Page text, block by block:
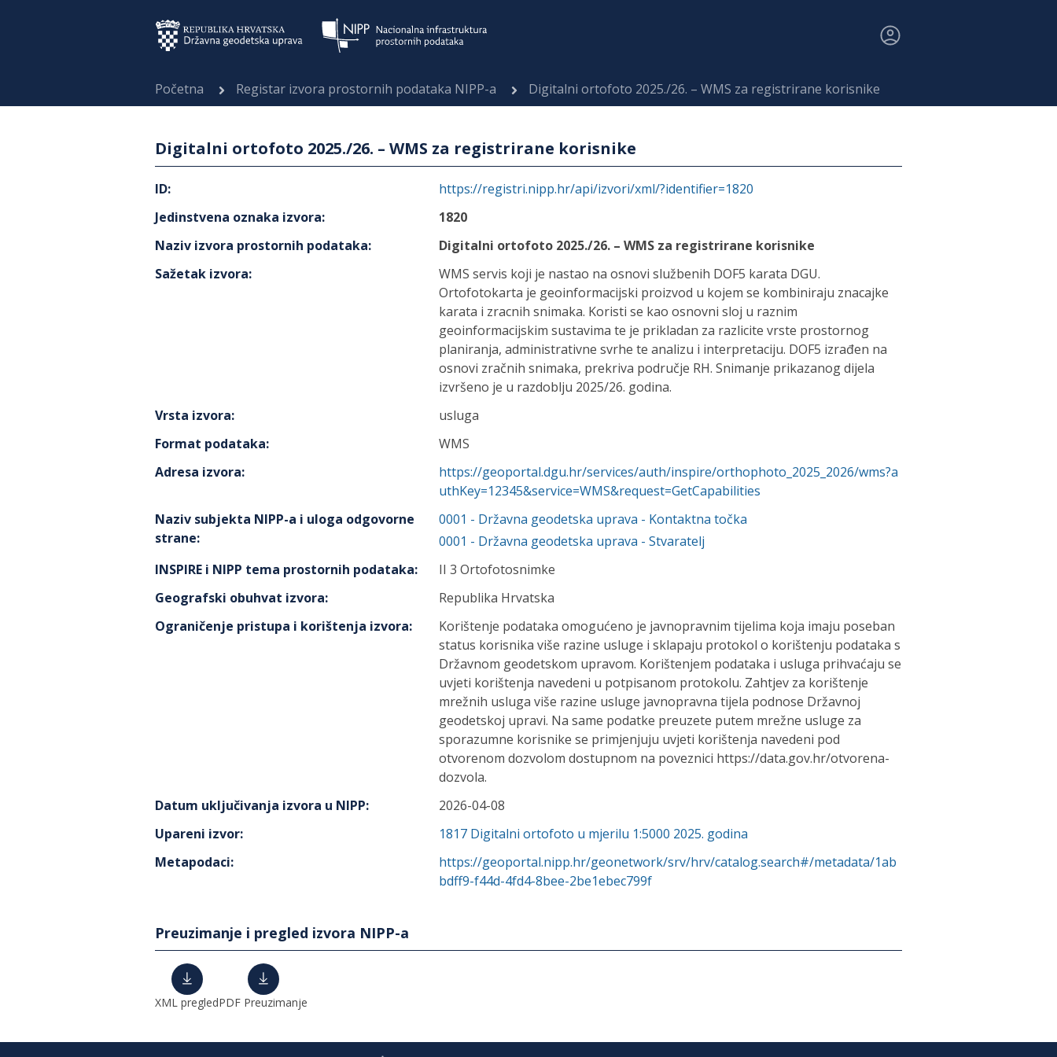
Početna Registar izvora prostornih podataka NIPP-a Digitalni ortofoto 2025./26. – WMS za registrirane korisnike
Digitalni ortofoto 2025./26. – WMS za registrirane korisnike
ID:
https://registri.nipp.hr/api/izvori/xml/?identifier=1820
Jedinstvena oznaka izvora:
1820
Naziv izvora prostornih podataka:
Digitalni ortofoto 2025./26. – WMS za registrirane korisnike
Sažetak izvora:
WMS servis koji je nastao na osnovi službenih DOF5 karata DGU.
Ortofotokarta je geoinformacijski proizvod u kojem se kombiniraju znacajke
karata i zracnih snimaka. Koristi se kao osnovni sloj u raznim
geoinformacijskim sustavima te je prikladan za razlicite vrste prostornog
planiranja, administrativne svrhe te analizu i interpretaciju. DOF5 izrađen na
osnovi zračnih snimaka, prekriva područje RH. Snimanje prikazanog dijela
izvršeno je u razdoblju 2025/26. godina.
Vrsta izvora:
usluga
Format podataka:
WMS
Adresa izvora:
https://geoportal.dgu.hr/services/auth/inspire/orthophoto_2025_2026/wms?a
uthKey=12345&service=WMS&request=GetCapabilities
Naziv subjekta NIPP-a i uloga odgovorne
strane:
0001 - Državna geodetska uprava - Kontaktna točka
0001 - Državna geodetska uprava - Stvaratelj
INSPIRE i NIPP tema prostornih podataka:
II 3 Ortofotosnimke
Geografski obuhvat izvora:
Republika Hrvatska
Ograničenje pristupa i korištenja izvora:
Korištenje podataka omogućeno je javnopravnim tijelima koja imaju poseban
status korisnika više razine usluge i sklapaju protokol o korištenju podataka s
Državnom geodetskom upravom. Korištenjem podataka i usluga prihvaćaju se
uvjeti korištenja navedeni u potpisanom protokolu. Zahtjev za korištenje
mrežnih usluga više razine usluge javnopravna tijela podnose Državnoj
geodetskoj upravi. Na same podatke preuzete putem mrežne usluge za
sporazumne korisnike se primjenjuju uvjeti korištenja navedeni pod
otvorenom dozvolom dostupnom na poveznici https://data.gov.hr/otvorena-
dozvola.
Datum uključivanja izvora u NIPP:
2026-04-08
Upareni izvor: 1817 Digitalni ortofoto u mjerilu 1:5000 2025. godina
Metapodaci:
https://geoportal.nipp.hr/geonetwork/srv/hrv/catalog.search#/metadata/1ab
bdff9-f44d-4fd4-8bee-2be1ebec799f
Preuzimanje i pregled izvora NIPP-a
XML pregledPDF Preuzimanje